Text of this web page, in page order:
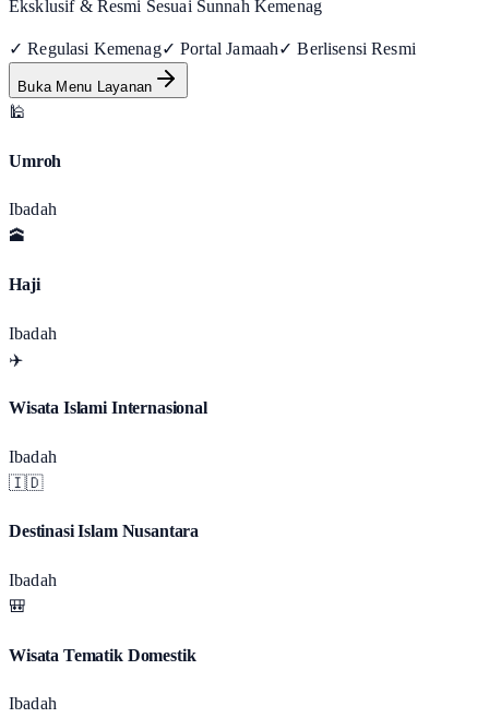
Eksklusif & Resmi Sesuai Sunnah Kemenag
✓ Regulasi Kemenag✓ Portal Jamaah✓ Berlisensi Resmi
Buka Menu Layanan
🕌
Umroh
Ibadah
🕋
Haji
Ibadah
✈️
Wisata Islami Internasional
Ibadah
🇮🇩
Destinasi Islam Nusantara
Ibadah
🎒
Wisata Tematik Domestik
Ibadah